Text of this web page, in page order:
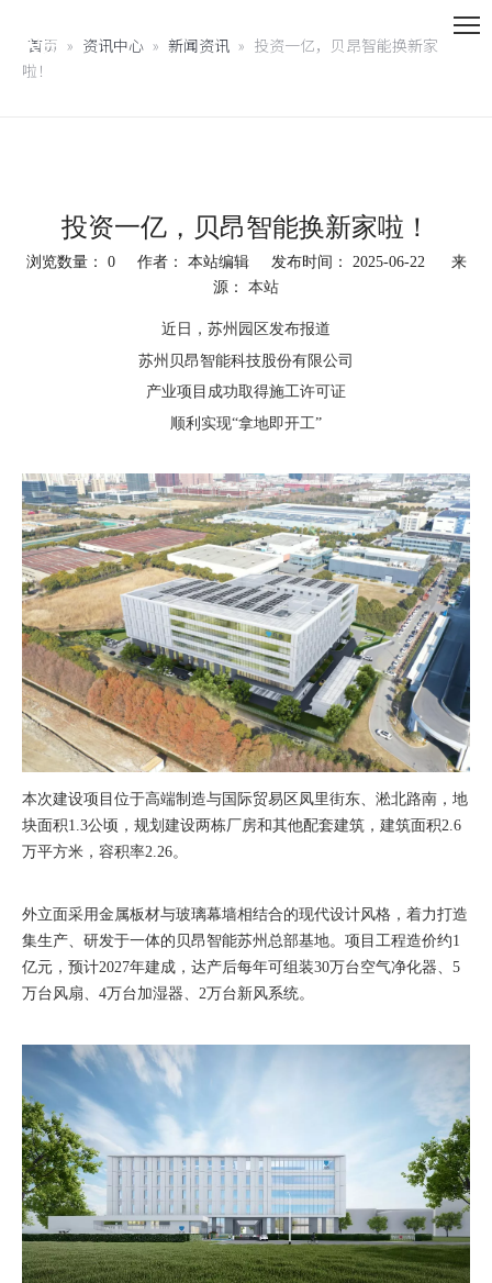
首页 » 资讯中心 » 新闻资讯 » 投资一亿，贝昂智能换新家
啦！
投资一亿，贝昂智能换新家啦！
浏览数量： 0作者： 本站编辑 发布时间： 2025-06-22 来
源： 本站
["facebook","twitter","line","wechat","linkedin","pinterest","whatsapp"]
近日，苏州园区发布报道
苏州贝昂智能科技股份有限公司
产业项目成功取得施工许可证
顺利实现“拿地即开工”
本次建设项目位于高端制造与国际贸易区凤里街东、淞北路南，地
块面积1.3公顷，规划建设两栋厂房和其他配套建筑，建筑面积2.6
万平方米，容积率2.26。
外立面采用金属板材与玻璃幕墙相结合的现代设计风格，着力打造
集生产、研发于一体的贝昂智能苏州总部基地。项目工程造价约1
亿元，预计2027年建成，达产后每年可组装30万台空气净化器、5
万台风扇、4万台加湿器、2万台新风系统。